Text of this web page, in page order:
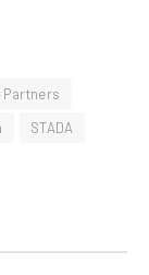
Partners
STADA